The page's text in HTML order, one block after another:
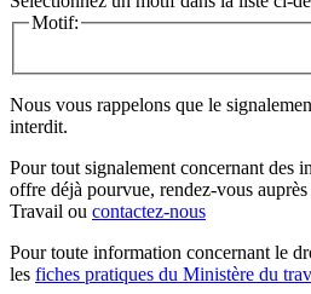
Motif:
Nous vous rappelons que le
interdit.
Pour tout signalement concernant des
offre déjà pourvue, rendez-vous
Travail ou contactez-nous
Pour toute information concernant le
les fiches pratiques du Ministère du